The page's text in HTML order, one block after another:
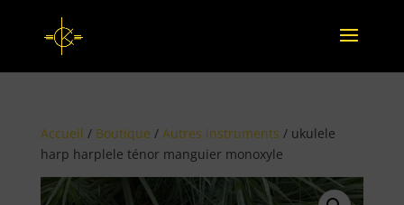
Accueil / Boutique / Autres instruments / ukulele
harp harplele ténor manguier monoxyle